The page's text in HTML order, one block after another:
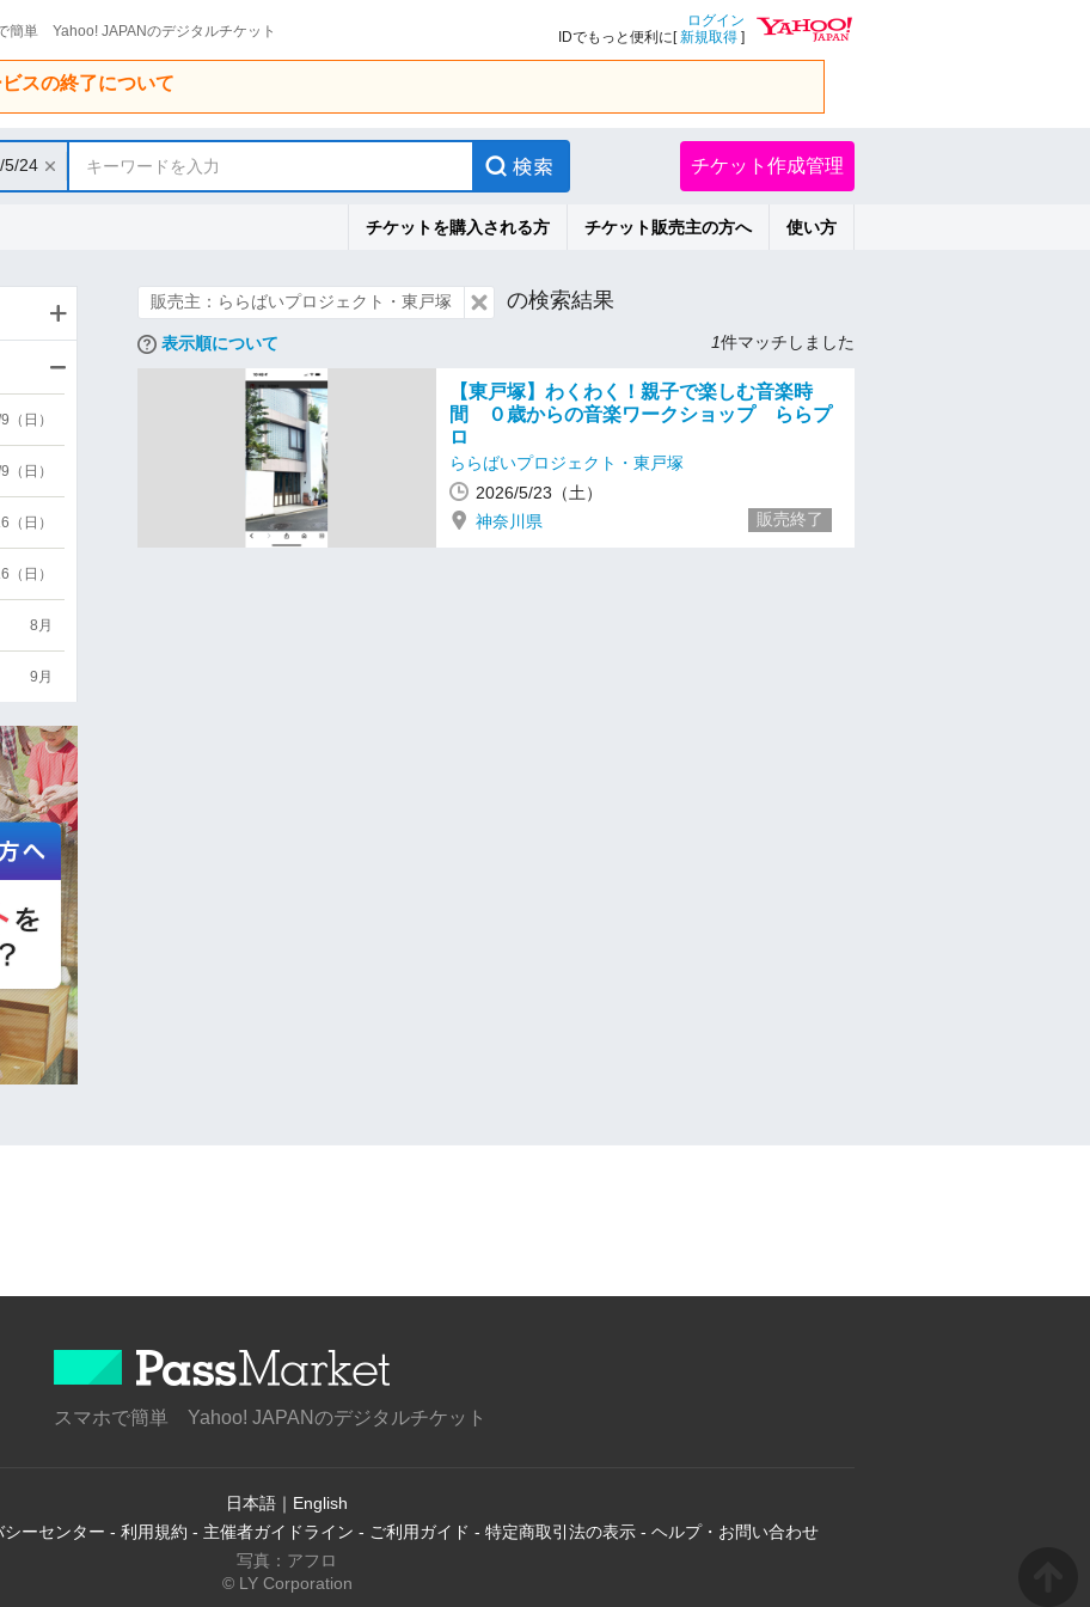
簡単 Yahoo! JAPANのデジタルチケット
ログイン
IDでもっと便利に[新規取得 ]
スの終了について
5/24 キーワードを入力 チケット作成管理
チケットを購入される方 チケット販売主の方へ 使い方
販売主：ららばいプロジェクト・東戸塚 の検索結果
表示順について 1件マッチしました
【東戸塚】わくわく！親子で楽しむ音楽時
間 ０歳からの音楽ワークショップ ららプ
ロ
ららばいプロジェクト・東戸塚
2026/5/23（土）
神奈川県
販売終了
（日）
（日）
日）
日）
8月
9月
スマホで簡単 Yahoo! JAPANのデジタルチケット
日本語 ｜ English
シーセンター - 利用規約 - 主催者ガイドライン - ご利用ガイド - 特定商取引法の表示 - ヘルプ・お問い合わせ
写真：アフロ
© LY Corporation